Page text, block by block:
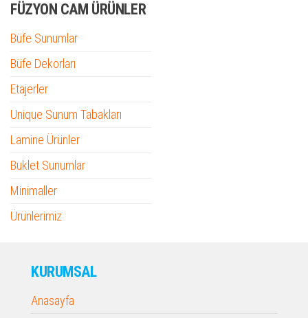
FÜZYON CAM ÜRÜNLER
Büfe Sunumlar
Büfe Dekorları
Etajerler
Unique Sunum Tabakları
Lamine Ürünler
Buklet Sunumlar
Minimaller
Ürünlerimiz
KURUMSAL
Anasayfa